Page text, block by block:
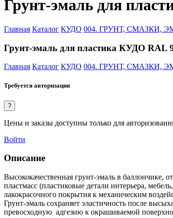
Грунт-эмаль для
Главная Каталог КУДО 004. ГРУНТ, СМАЗКИ,
Грунт-эмаль для пластика КУДО RAL
Главная Каталог КУДО 004. ГРУНТ, СМАЗКИ,
Требуется авторизация
?
Цены и заказы доступны только для
Войти
Описание
Высококачественная грунт-эмаль в баллончике,
пластмасс (пластиковые детали интерьера,
лакокрасочного покрытия к механическим
Грунт-эмаль сохраняет эластичность после
превосходную адгезию к окрашиваемой